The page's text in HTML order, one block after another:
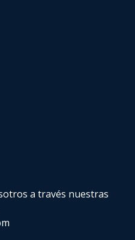
a través nuestras